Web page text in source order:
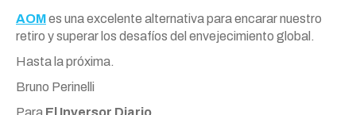
AOMes una excelente alternativa para encarar nuestro
retiro y superar los desafíos del envejecimiento global.
Hasta la próxima.
Bruno Perinelli
Para El Inversor Diario